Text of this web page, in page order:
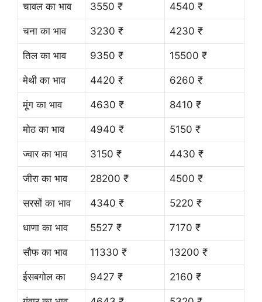
चावल का भाव 3550 ₹ 4540 ₹
चना का भाव 3230 ₹ 4230 ₹
तिल का भाव 9350 ₹ 15500 ₹
मेथी का भाव 4420 ₹ 6260 ₹
मूंग का भाव 4630 ₹ 8410 ₹
मोठ का भाव 4940 ₹ 5150 ₹
ज्वार का भाव 3150 ₹ 4430 ₹
जीरा का भाव 28200 ₹ 4500 ₹
सरसों का भाव 4340 ₹ 5220 ₹
धाणा का भाव 5527 ₹ 7170 ₹
सौफ का भाव 11330 ₹ 13200 ₹
ईसबगोल का 9427 ₹ 2160 ₹